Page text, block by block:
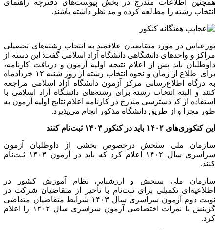
همچنین اطلاعات مندرج در بخش پیوست‌های دفترچه راهنمای
انتخاب رشته را مطالعه کرده و مد نظر داشته باشند.
پورعباس در مورد متقاضیان علاقمند به انتخاب رشته‌های تحصیلی
مراکز و واحدهای دانشگاهی دانشگاه آزاد اسلامی گفت: این دسته از
داوطلبان باید پس از اعلام نتیجه اولیه آزمون و دریافت کارنامه،
برای اطلاع از زمان و نحوه انتخاب رشته از روز شنبه ۱۲ خردادماه
به درگاه اطلاع‌رسانی مرکز آزمون دانشگاه آزاد اسلامی مراجعه
کنند و البته انتخاب رشته برای رشته‌های دانشگاه آزاد اسلامی با
استفاده از کد دسترسی مندرج در کارنامه اعلام نتایج اولیه آزمون به
طور مجزا و از طریق دانشگاه مذکور انجام می‌پذیرد.
این کنکوری‌های ۱۴۰۲ باید در کنکور ۱۴۰۳ ثبت‌نام کنند
سازمان ملی سنجش درخصوص بخشی از داوطلبان آزمون
سراسری سال ۱۴۰۲ اعلام کرد که باید در آزمون ۱۴۰۳ ثبت‌نام
کنند.
سازمان ملی سنجش و ارزشیابی نظام آموزش کشور در
اطلاعیه‌ای تکمیلی برای ثبت‌نام با تأخیر از متقاضیان شرکت در
نوبت دوم آزمون سراسری سال ۱۴۰۳ شرایط متقاضیان متقاضی
گزینش با نمرات اختصاصی آزمون سراسری سال ۱۴۰۲ را اعلام
کرد.